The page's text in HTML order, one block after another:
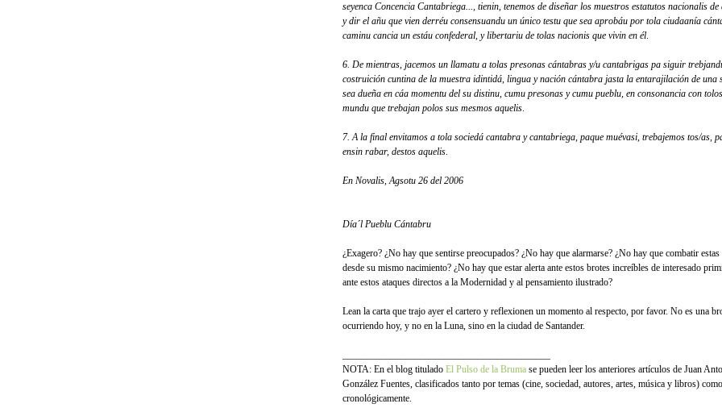
seyenca Concencia Cantabriega..., tienin, tenemos de diseñar los muestros estatutos nacionalis
y dir el añu que vien derréu consensuandu un único testu que sea aprobáu por tola ciudaanía
caminu cancia un estáu confederal, y libertariu de tolas nacionis que vivin en él.
6. De mientras, jacemos un llamatu a tolas presonas cántabras y/u cantabrigas pa siguir
costruición cuntina de la muestra idintidá, lingua y nación cántabra jasta la entarajilación de una
sea dueña en cáa momentu del su distinu, cumu presonas y cumu pueblu, en consonancia con
mundu que trebajan polos sus mesmos aquelis.
7. A la final envitamos a tola sociedá cantabra y cantabriega, paque muévasi, trebajemos tos/as,
ensin rabar, destos aquelis.
En Novalis, Agsotu 26 del 2006
Día´l Pueblu Cántabru
¿Exagero? ¿No hay que sentirse preocupados? ¿No hay que alarmarse? ¿No hay que combatir estas
desde su mismo nacimiento? ¿No hay que estar alerta ante estos brotes increíbles de interesado
ante estos ataques directos a la Modernidad y al pensamiento ilustrado?
Lean la carta que trajo ayer el cartero y reflexionen un momento al respecto, por favor. No es una
ocurriendo hoy, y no en la Luna, sino en la ciudad de Santander.
NOTA: En el blog titulado El Pulso de la Bruma se pueden leer los anteriores artículos de Juan
González Fuentes, clasificados tanto por temas (cine, sociedad, autores, artes, música y libros) como
cronológicamente.